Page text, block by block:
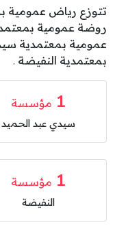
بمعتمدية النفيضة .
1 مؤسسة
سيدي عبد الحميد
1 مؤسسة
النفيضة